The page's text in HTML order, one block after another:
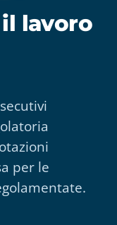
lavoro
per le